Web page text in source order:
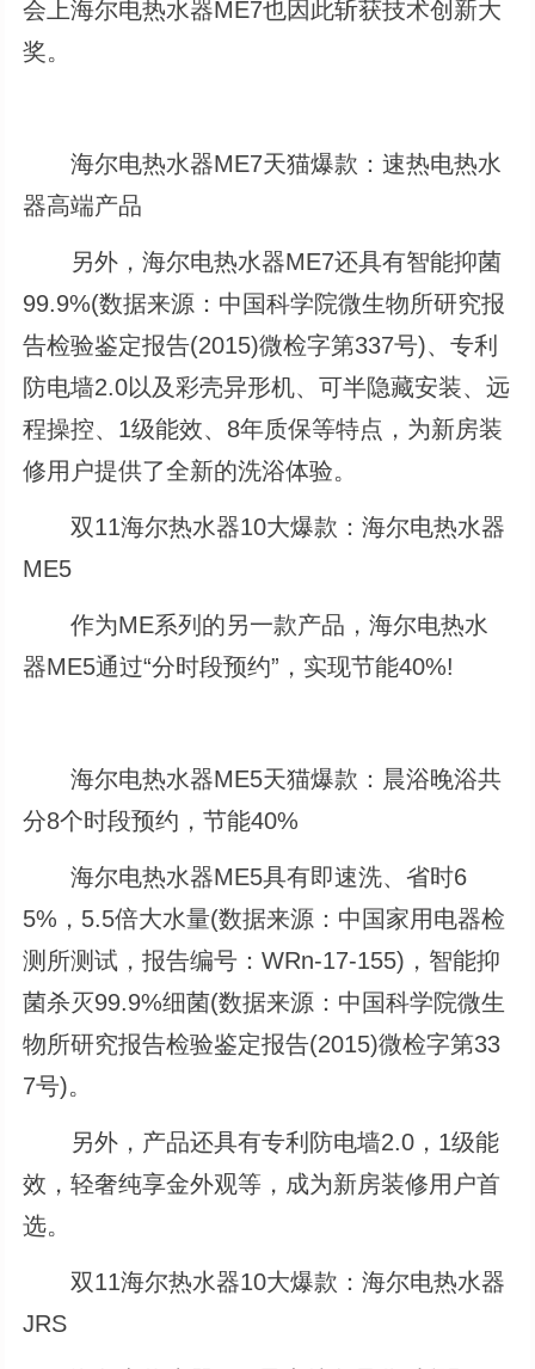
会上海尔电热水器ME7也因此斩获技术创新大
奖。
海尔电热水器ME7天猫爆款：速热电热水
器高端产品
另外，海尔电热水器ME7还具有智能抑菌
99.9%(数据来源：中国科学院微生物所研究报
告检验鉴定报告(2015)微检字第337号)、专利
防电墙2.0以及彩壳异形机、可半隐藏安装、远
程操控、1级能效、8年质保等特点，为新房装
修用户提供了全新的洗浴体验。
双11海尔热水器10大爆款：海尔电热水器
ME5
作为ME系列的另一款产品，海尔电热水
器ME5通过“分时段预约”，实现节能40%!
海尔电热水器ME5天猫爆款：晨浴晚浴共
分8个时段预约，节能40%
海尔电热水器ME5具有即速洗、省时6
5%，5.5倍大水量(数据来源：中国家用电器检
测所测试，报告编号：WRn-17-155)，智能抑
菌杀灭99.9%细菌(数据来源：中国科学院微生
物所研究报告检验鉴定报告(2015)微检字第33
7号)。
另外，产品还具有专利防电墙2.0，1级能
效，轻奢纯享金外观等，成为新房装修用户首
选。
双11海尔热水器10大爆款：海尔电热水器
JRS